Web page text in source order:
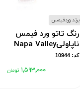
برند وردفیمس
رنگ تاتو ورد فیمس
ناپاولیNapa Valley
کد: 10944
۱٬۵۹۳٬۰۰۰